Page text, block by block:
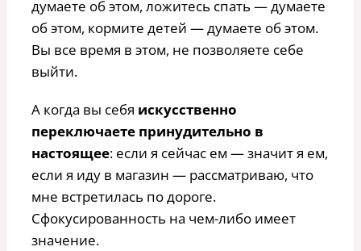
думаете об этом, ложитесь спать — думаете
об этом, кормите детей — думаете об этом.
Вы все время в этом, не позволяете себе
выйти.
А когда вы себя искусственно
переключаете принудительно в
настоящее: если я сейчас ем — значит я ем,
если я иду в магазин — рассматриваю, что
мне встретилась по дороге.
Сфокусированность на чем-либо имеет
значение.